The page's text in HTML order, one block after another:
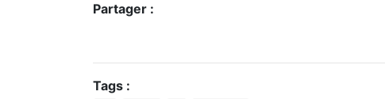
Partager :
Tags :